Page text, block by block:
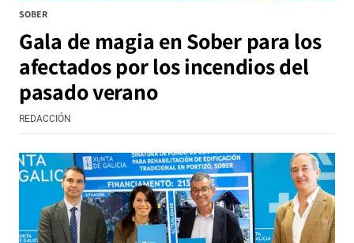
SOBER
Gala de magia en Sober para los
afectados por los incendios del
pasado verano
REDACCIÓN